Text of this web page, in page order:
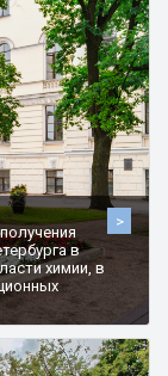
>
в
химии, в